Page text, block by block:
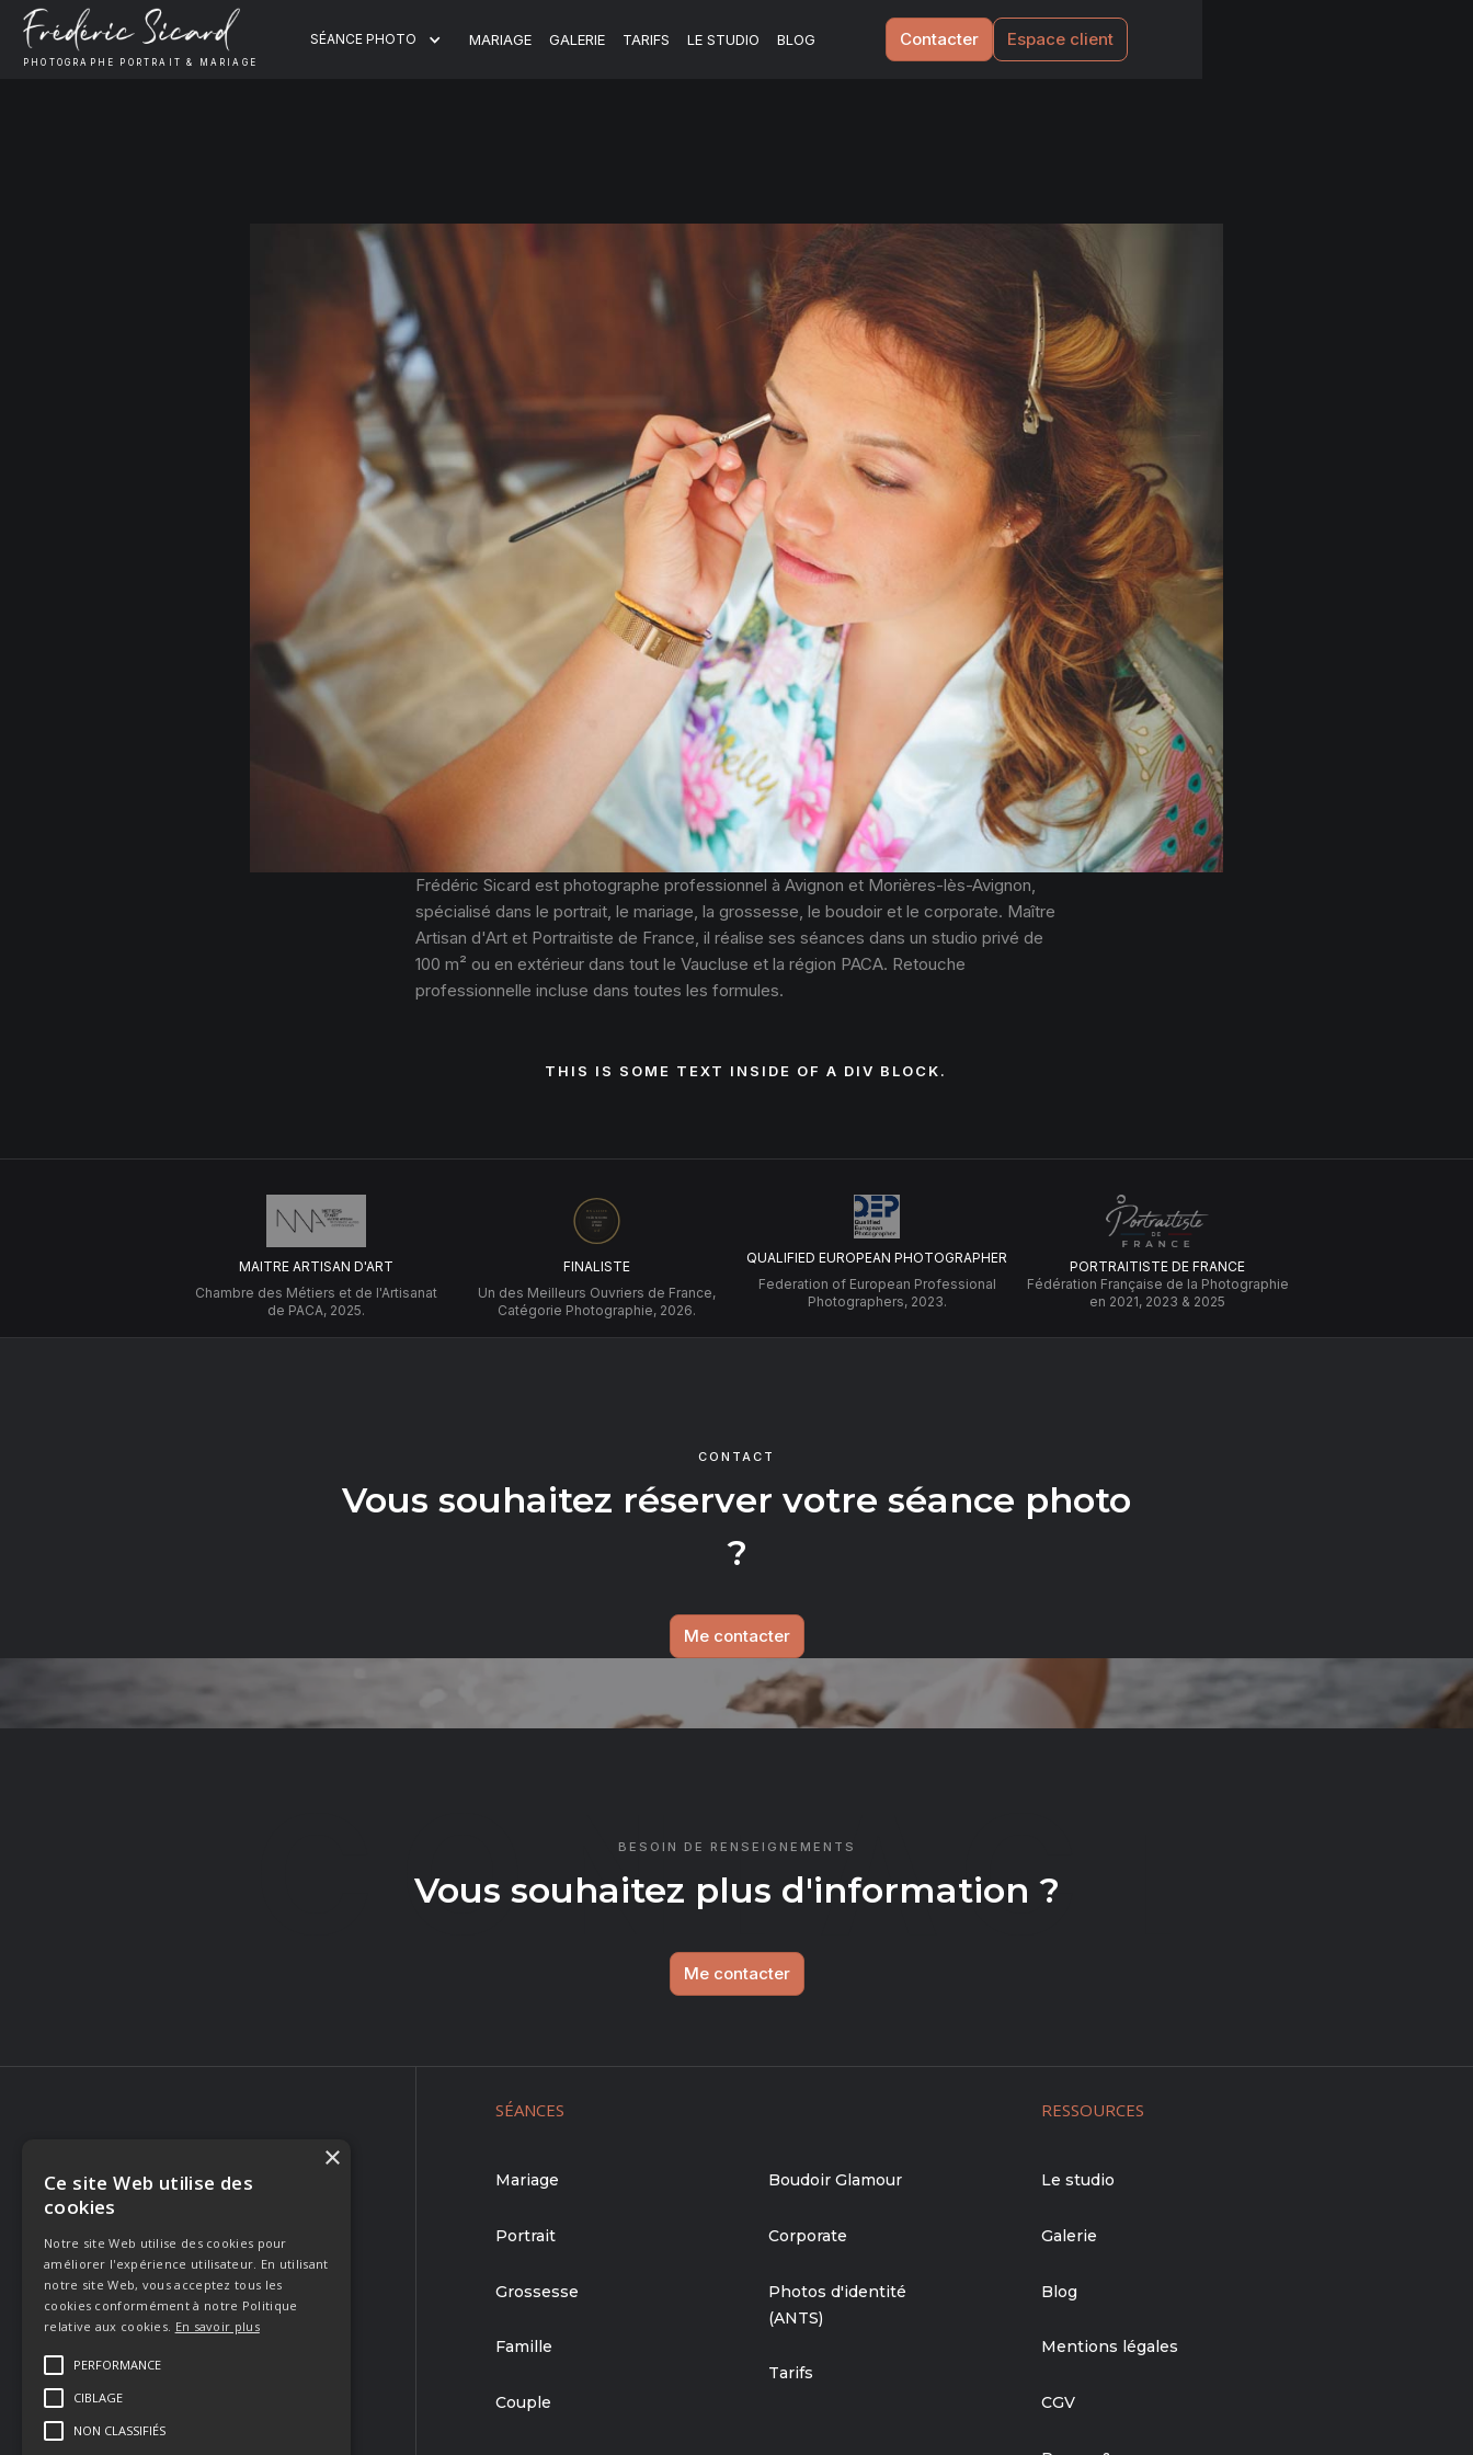
PHOTOGRAPHE PORTRAIT & MARIAGE
SÉANCE PHOTO MARIAGE GALERIE TARIFS LE STUDIO BLOG Contacter Espace client
Frédéric Sicard est photographe professionnel à Avignon et Morières-lès-Avignon,
spécialisé dans le portrait, le mariage, la grossesse, le boudoir et le corporate. Maître
Artisan d'Art et Portraitiste de France, il réalise ses séances dans un studio privé de
100 m² ou en extérieur dans tout le Vaucluse et la région PACA. Retouche
professionnelle incluse dans toutes les formules.
THIS IS SOME TEXT INSIDE OF A DIV BLOCK.
MAITRE ARTISAN D'ART
Chambre des Métiers et de l'Artisanat
de PACA, 2025.
FINALISTE
Un des Meilleurs Ouvriers de France,
Catégorie Photographie, 2026.
QUALIFIED EUROPEAN PHOTOGRAPHER
Federation of European Professional
Photographers, 2023.
PORTRAITISTE DE FRANCE
Fédération Française de la Photographie
en 2021, 2023 & 2025
CONTACT
Vous souhaitez réserver votre séance photo
?
Me contacter
BESOIN DE RENSEIGNEMENTS
Vous souhaitez plus d'information ?
Me contacter
CONTACT
223 Rue Crillon
84310 Morières-lès-Avignon
FRANCE
Appeler
Envoyer un email
Contacter
SÉANCES
Mariage
Portrait
Grossesse
Famille
Couple
Boudoir Glamour
Corporate
Photos d'identité
(ANTS)
Tarifs
RESSOURCES
Le studio
Galerie
Blog
Mentions légales
CGV
Ce site Web utilise des
cookies
Notre site Web utilise des cookies pour
améliorer l'expérience utilisateur. En utilisant
notre site Web, vous acceptez tous les
cookies conformément à notre Politique
relative aux cookies. En savoir plus
PERFORMANCE
CIBLAGE
NON CLASSIFIÉS
×